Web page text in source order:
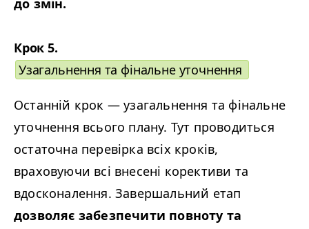
до змін.
Крок 5.
Узагальнення та фінальне уточнення
Останній крок —узагальнення та фінальне
уточнення всього плану. Тут проводиться
остаточна перевірка всіх кроків,
враховуючи всі внесені корективи та
вдосконалення. Завершальний етап
дозволяє забезпечити повноту та